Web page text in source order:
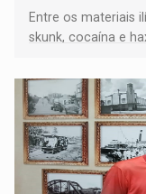
Entre os materiais
skunk, cocaína e